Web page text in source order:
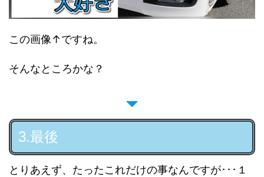
この画像↑ですね。
そんなところかな？
3.最後
とりあえず、たったこれだけの事なんですが･･･１